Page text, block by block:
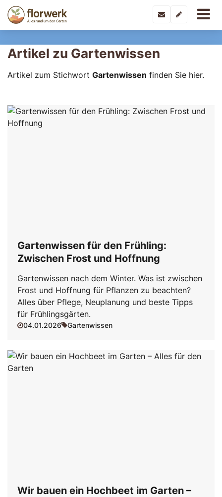
Artikel zu Gartenwissen
Artikel zum Stichwort Gartenwissen finden Sie hier.
Gartenwissen für den Frühling:
Zwischen Frost und Hoffnung
Gartenwissen nach dem Winter. Was ist zwischen
Frost und Hoffnung für Pflanzen zu beachten?
Alles über Pflege, Neuplanung und beste Tipps
für Frühlingsgärten.
04.01.2026 Gartenwissen
Wir bauen ein Hochbeet im Garten –